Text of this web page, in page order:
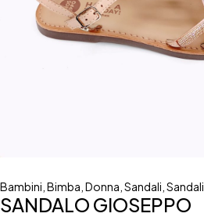
Bambini Bimba Donna Sandali Sandali
SANDALO GIOSEPPO